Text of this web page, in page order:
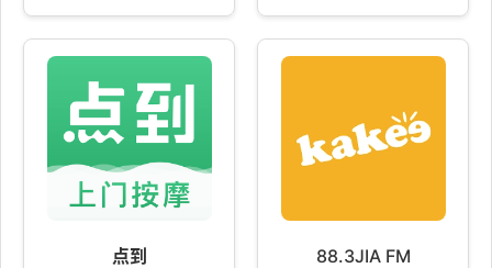
点到 88.3JIA FM